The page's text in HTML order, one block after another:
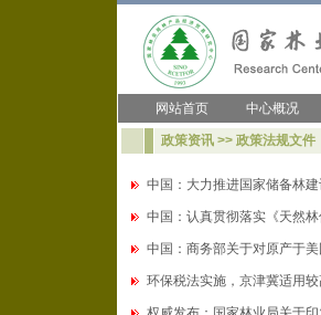
网站首页 中心概况
政策资讯 >> 政策法规文件
中国：大力推进国家储备林
中国：认真贯彻落实《天然林
中国：商务部关于对原产于
环保税法实施，京津冀适用